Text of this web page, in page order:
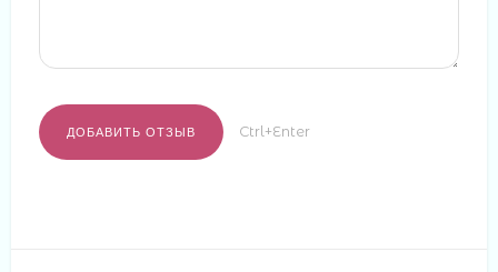
Ctrl+Enter